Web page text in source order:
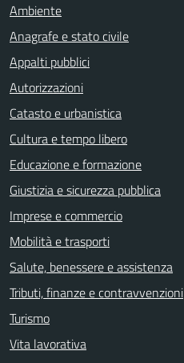
Ambiente
Anagrafe e stato civile
Appalti pubblici
Autorizzazioni
Catasto e urbanistica
Cultura e tempo libero
Educazione e formazione
Giustizia e sicurezza pubblica
Imprese e commercio
Mobilità e trasporti
Salute, benessere e assistenza
Tributi, finanze e contravvenzioni
Turismo
Vita lavorativa